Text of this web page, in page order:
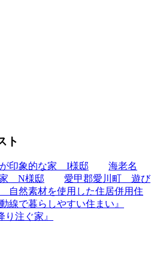
ト
印象的な家 I様邸
海老名
N様邸
愛甲郡愛川町 遊び
自然素材を使用した住居併用住
で暮らしやすい住まい』
注ぐ家』